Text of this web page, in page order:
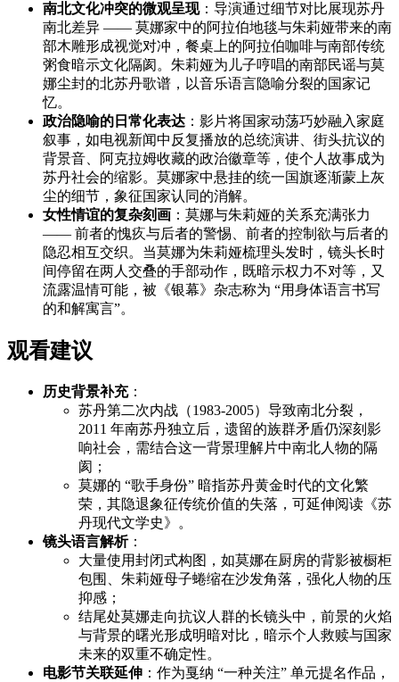
南北文化冲突的微观呈现：导演通过细节对比展现苏丹
南北差异 —— 莫娜家中的阿拉伯地毯与朱莉娅带来的南
部木雕形成视觉对冲，餐桌上的阿拉伯咖啡与南部传统
粥食暗示文化隔阂。朱莉娅为儿子哼唱的南部民谣与莫
娜尘封的北苏丹歌谱，以音乐语言隐喻分裂的国家记
忆。
政治隐喻的日常化表达 ：影片将国家动荡巧妙融入家庭
叙事，如电视新闻中反复播放的总统演讲、街头抗议的
背景音、阿克拉姆收藏的政治徽章等，使个人故事成为
苏丹社会的缩影。莫娜家中悬挂的统一国旗逐渐蒙上灰
尘的细节，象征国家认同的消解。
女性情谊的复杂刻画 ：莫娜与朱莉娅的关系充满张力
—— 前者的愧疚与后者的警惕、前者的控制欲与后者的
隐忍相互交织。当莫娜为朱莉娅梳理头发时，镜头长时
间停留在两人交叠的手部动作，既暗示权力不对等，又
流露温情可能，被《银幕》杂志称为 “用身体语言书写
的和解寓言”。
观看建议
历史背景补充：
苏丹第二次内战（1983-2005）导致南北分裂，
2011 年南苏丹独立后，遗留的族群矛盾仍深刻影
响社会，需结合这一背景理解片中南北人物的隔
阂；
莫娜的 “歌手身份” 暗指苏丹黄金时代的文化繁
荣，其隐退象征传统价值的失落，可延伸阅读《苏
丹现代文学史》。
镜头语言解析：
大量使用封闭式构图，如莫娜在厨房的背影被橱柜
包围、朱莉娅母子蜷缩在沙发角落，强化人物的压
抑感；
结尾处莫娜走向抗议人群的长镜头中，前景的火焰
与背景的曙光形成明暗对比，暗示个人救赎与国家
未来的双重不确定性。
电影节关联延伸 ：作为戛纳 “一种关注” 单元提名作品，